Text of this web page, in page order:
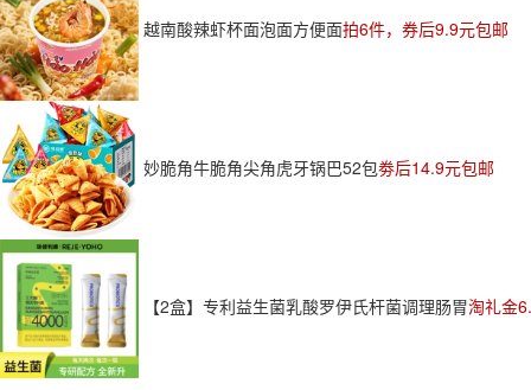
越南酸辣虾杯面泡面方便面拍6件，券后9.9元包邮
妙脆角牛脆角尖角虎牙锅巴52包劵后14.9元包邮
【2盒】专利益生菌乳酸罗伊氏杆菌调理肠胃淘礼金